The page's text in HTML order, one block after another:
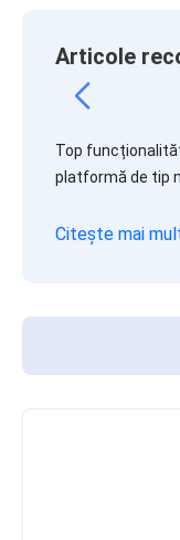
Articole
Top
platformă de tip
Citește mai